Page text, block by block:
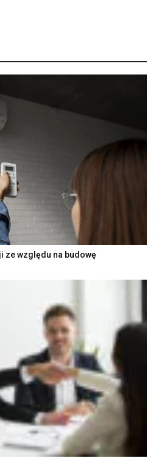
ze względu na budowę